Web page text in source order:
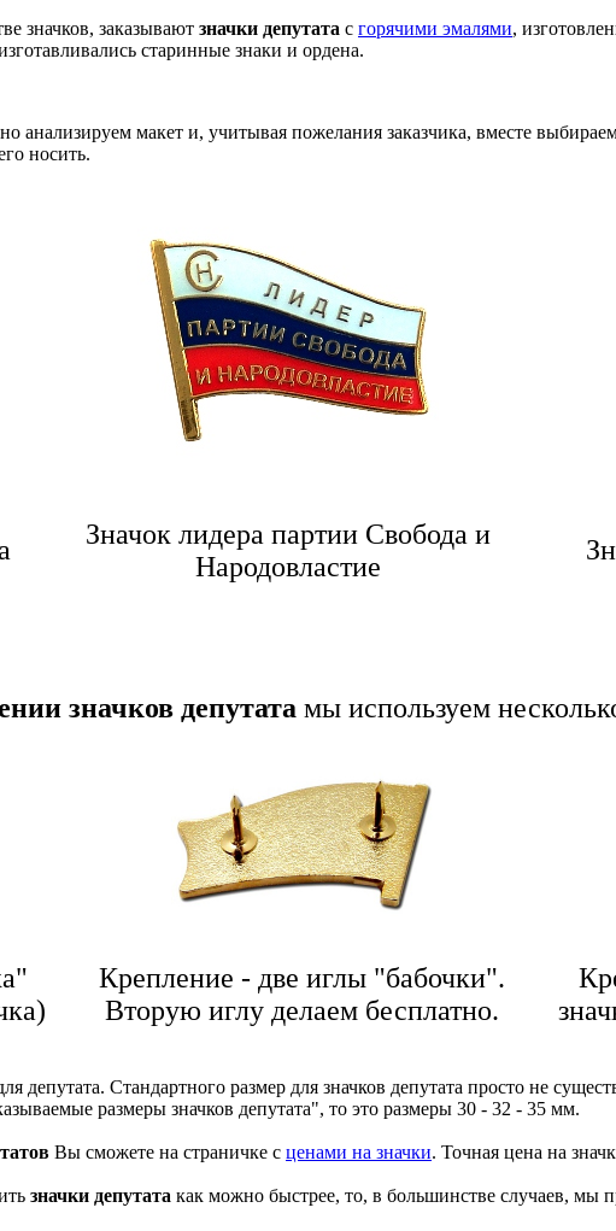
значков, заказывают значки депутата с горячими эмалями,
старинные знаки и ордена.
анализируем макет и, учитывая пожелания заказчика, вместе
носить.
Значок лидера партии Свобода и
Народовластие
значков депутата мы используем
Крепление - две иглы "бабочки".
Вторую иглу делаем бесплатно.
депутата. Стандартного размер для значков депутата просто не
размеры значков депутата", то это размеры 30 - 32 - 35 мм.
Вы сможете на страничке с ценами на значки. Точная цена на
значки депутата как можно быстрее, то, в большинстве случаев, мы